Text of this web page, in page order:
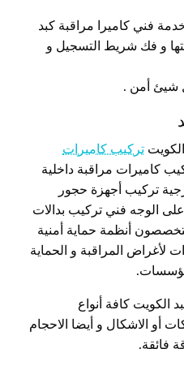
فني كاميرا مراقبة كبد
و فك شريط التسجيل و
شيئ أمن .
تركيب كاميرات
كاميرات مراقبة داخلية
تركيب أجهزة حجور
الوجه فني تركيب بدالات
أنظمة حماية أمنية
لأغراض المراقبة و الحماية
الكويت كافة أنواع
أو الاشكال و أيضا الاحجام
فائقة.